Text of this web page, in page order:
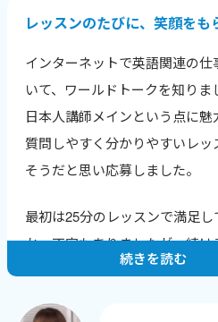
レッスンでは
い長所や成長
います。
純粋に生徒さん
しいですし、い
います。
自分の英語力も
ので、さらにや
レッスンのたびに、笑顔をも
インターネットで英語関連の仕
いて、ワールドトークを知りま
日本人講師メインという点に魅
質問しやすく分かりやすいレッ
そうだと思い応募しました。
最初は25分のレッスンで満足し
か、不安もありましたが、続け
ュースやトレンドに敏感になり
続きを読む